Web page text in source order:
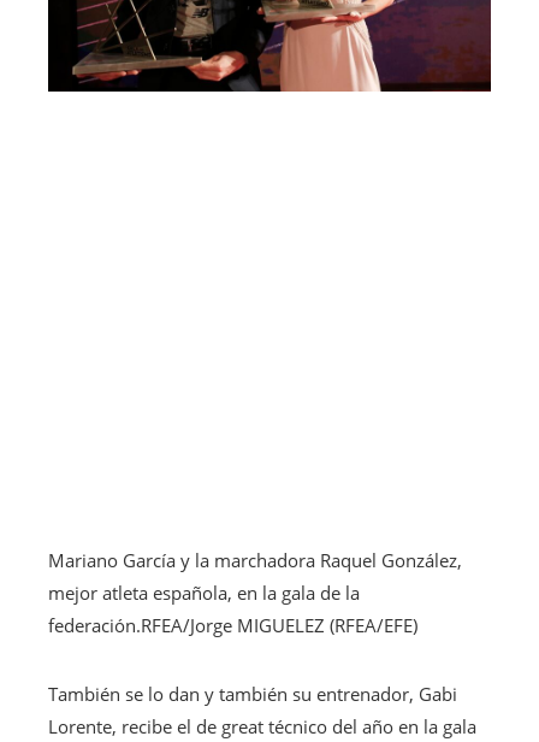
Mariano García y la marchadora Raquel González,
mejor atleta española, en la gala de la
federación.RFEA/Jorge MIGUELEZ (RFEA/EFE)
También se lo dan y también su entrenador, Gabi
Lorente, recibe el de great técnico del año en la gala